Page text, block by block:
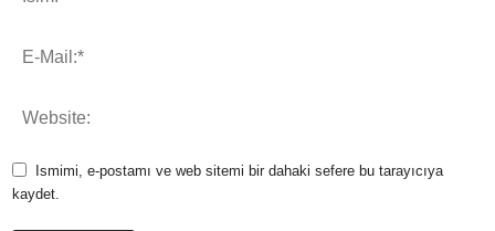
Ismimi, e-postamı ve web sitemi bir dahaki sefere bu tarayıcıya
kaydet.